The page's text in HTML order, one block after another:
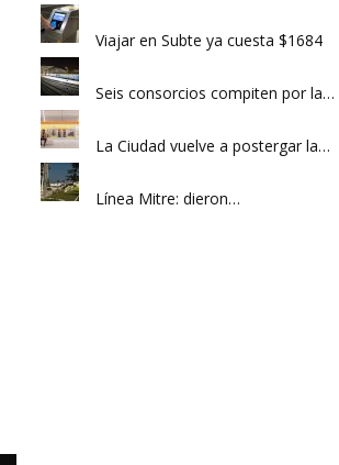
Viajar en Subte ya cuesta $1684
Seis consorcios compiten por la…
La Ciudad vuelve a postergar la…
Línea Mitre: dieron…